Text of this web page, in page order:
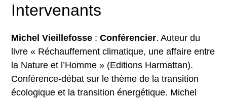
Intervenants
Michel Vieillefosse :Conférencier. Auteur du
livre « Réchauffement climatique, une affaire entre
la Nature et l’Homme » (Editions Harmattan).
Conférence-débat sur le thème de la transition
écologique et la transition énergétique. Michel